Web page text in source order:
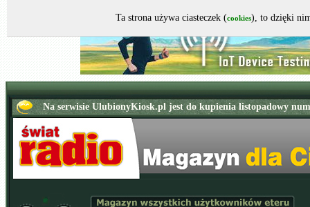
Ta strona używa ciasteczek (cookies), to dzięki